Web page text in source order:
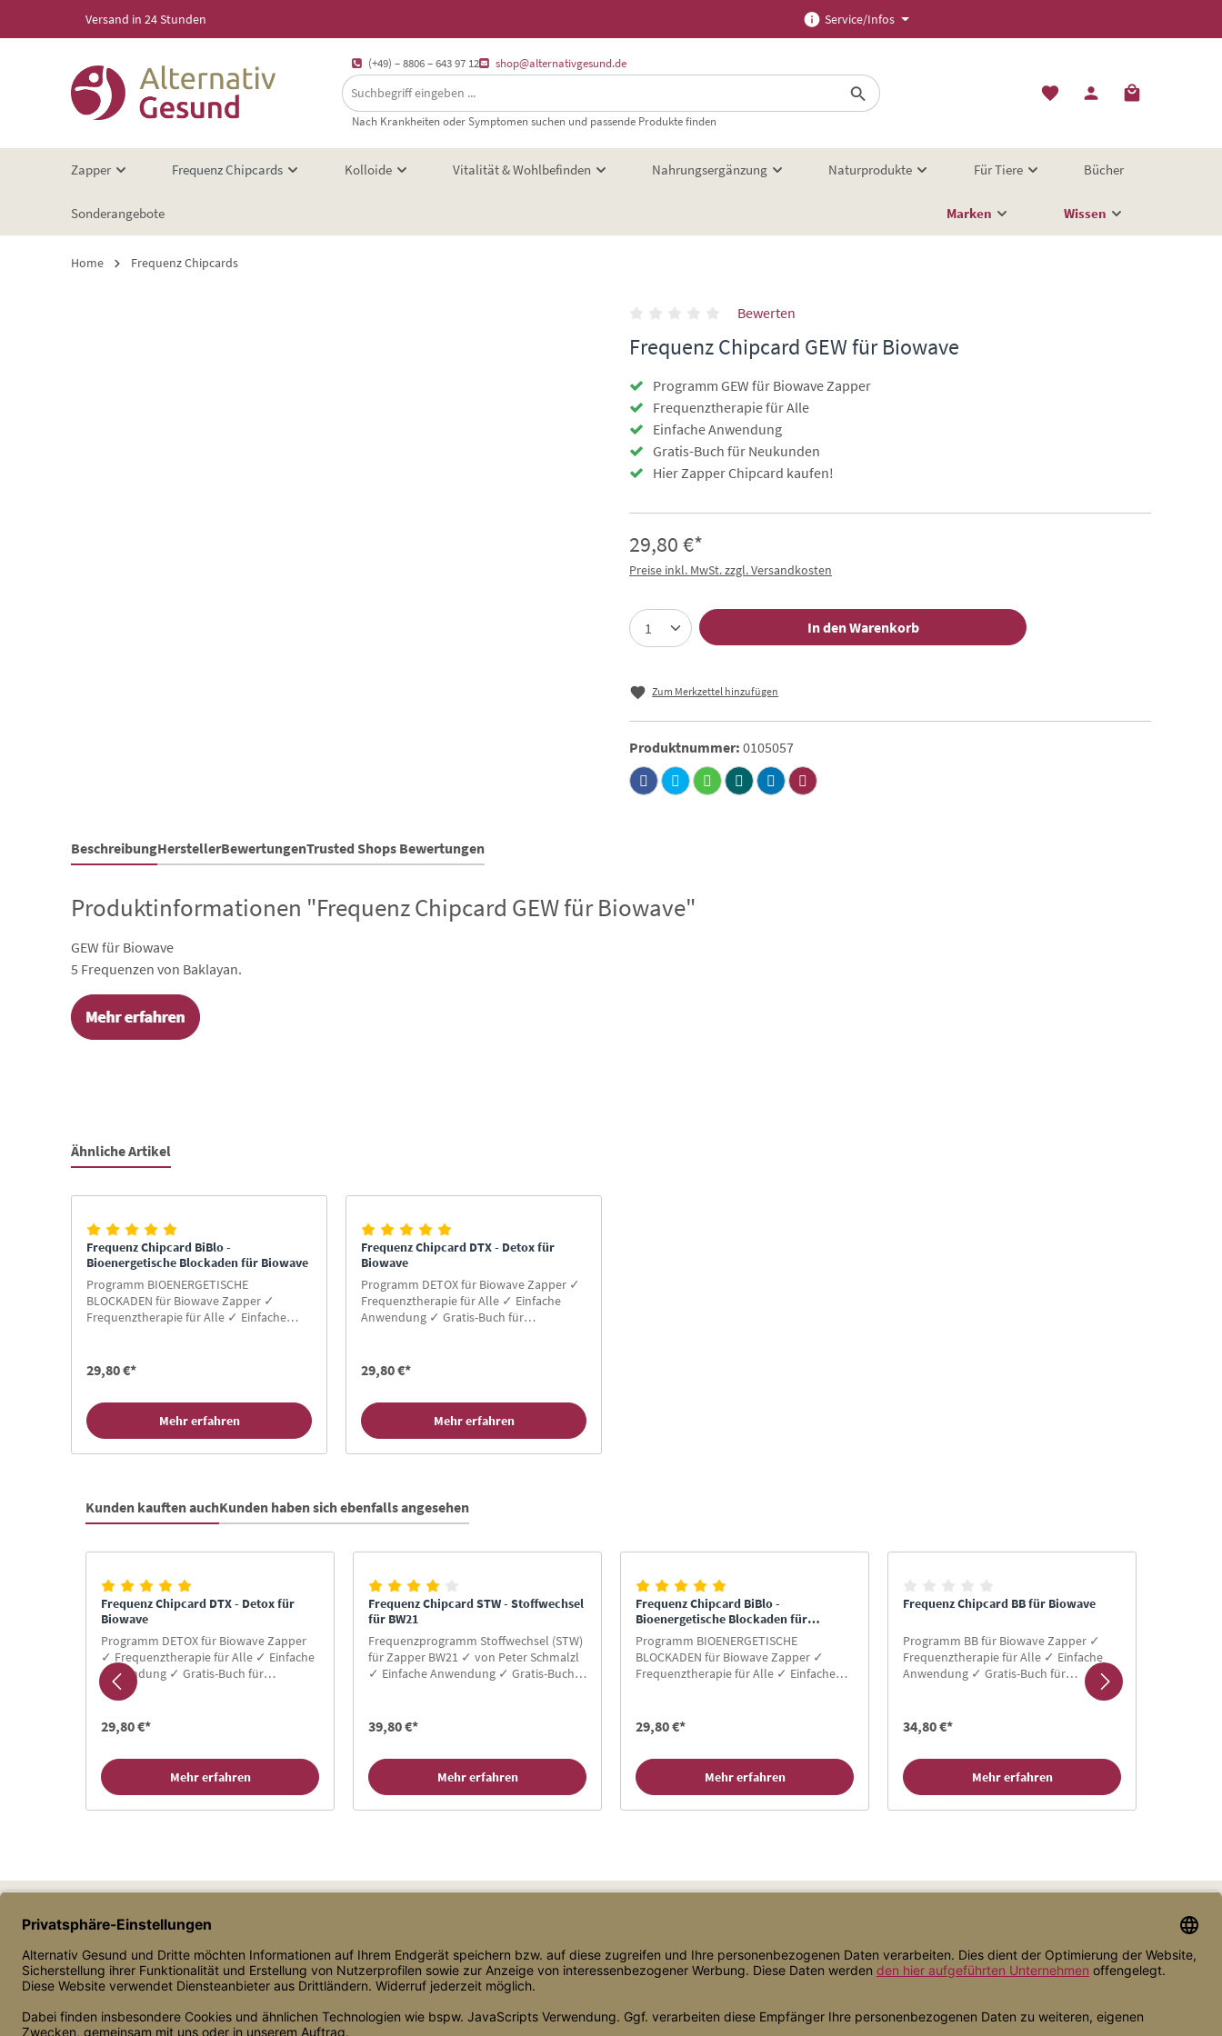
Zur Hauptnavigation springen
Versand in 24 Stunden Service/Infos
(+49) – 8806 – 643 97 12 shop@alternativgesund.de
Nach Krankheiten oder Symptomen suchen und passende Produkte finden
Zapper Frequenz Chipcards Kolloide Vitalität & Wohlbefinden Nahrungsergänzung Naturprodukte Für Tiere Bücher
Sonderangebote Marken Wissen
Home Frequenz Chipcards
Bewerten
Frequenz Chipcard GEW für Biowave
Programm GEW für Biowave Zapper
Frequenztherapie für Alle
Einfache Anwendung
Gratis-Buch für Neukunden
Hier Zapper Chipcard kaufen!
29,80 €*
Preise inkl. MwSt. zzgl. Versandkosten
In den Warenkorb
Zum Merkzettel hinzufügen
Produktnummer: 0105057
BeschreibungHerstellerBewertungenTrusted Shops Bewertungen
Produktinformationen "Frequenz Chipcard GEW für Biowave"
GEW für Biowave
5 Frequenzen von Baklayan.
Ähnliche Artikel
Frequenz Chipcard BiBlo -
Bioenergetische Blockaden für Biowave
Programm BIOENERGETISCHE
BLOCKADEN für Biowave Zapper ✓
Frequenztherapie für Alle ✓ Einfache
kaufen!
29,80 €*
Mehr erfahren
Frequenz Chipcard DTX - Detox für
Biowave
Programm DETOX für Biowave Zapper ✓
Frequenztherapie für Alle ✓ Einfache
Anwendung ✓ Gratis-Buch für
29,80 €*
Mehr erfahren
Kunden kauften auchKunden haben sich ebenfalls angesehen
Frequenz Chipcard DTX - Detox für
Biowave
Programm DETOX für Biowave Zapper
✓ Frequenztherapie für Alle ✓ Einfache
Anwendung ✓ Gratis-Buch für
Neukunden ✓ Hier Zapper Chipcard
kaufen!
29,80 €*
Mehr erfahren
Frequenz Chipcard STW - Stoffwechsel
für BW21
Frequenzprogramm Stoffwechsel (STW)
für Zapper BW21 ✓ von Peter Schmalzl
✓ Einfache Anwendung ✓ Gratis-Buch
39,80 €*
Mehr erfahren
Frequenz Chipcard BiBlo -
Bioenergetische Blockaden für
Biowave
Programm BIOENERGETISCHE
BLOCKADEN für Biowave Zapper ✓
Frequenztherapie für Alle ✓ Einfache
kaufen!
29,80 €*
Mehr erfahren
Frequenz Chipcard BB für Biowave
Programm BB für Biowave Zapper ✓
Frequenztherapie für Alle ✓ Einfache
Anwendung ✓ Gratis-Buch für
Neukunden ✓ Hier Zapper Chipcard
34,80 €*
Mehr erfahren
Bahnhofstr. 17, 86919 Utting
Versand & Lieferung
Zahlungsarten
Datenschutz
Blog
Newsletter